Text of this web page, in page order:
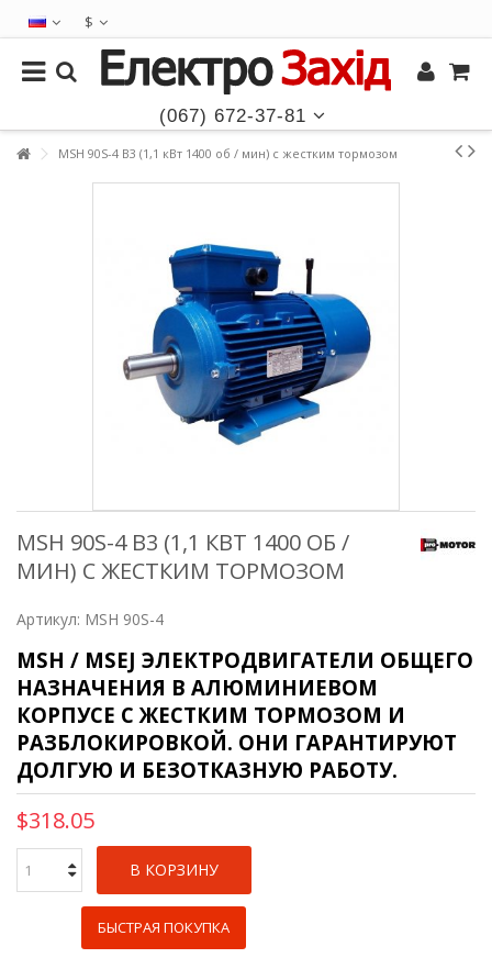
$
(067) 672-37-81
MSH 90S-4 B3 (1,1 кВт 1400 об / мин) с жестким тормозом
MSH 90S-4 B3 (1,1 КВТ 1400 ОБ /
МИН) С ЖЕСТКИМ ТОРМОЗОМ
Артикул: MSH 90S-4
MSH / MSEJ ЭЛЕКТРОДВИГАТЕЛИ ОБЩЕГО
НАЗНАЧЕНИЯ В АЛЮМИНИЕВОМ
КОРПУСЕ С ЖЕСТКИМ ТОРМОЗОМ И
РАЗБЛОКИРОВКОЙ. ОНИ ГАРАНТИРУЮТ
ДОЛГУЮ И БЕЗОТКАЗНУЮ РАБОТУ.
$318.05
В КОРЗИНУ
БЫСТРАЯ ПОКУПКА